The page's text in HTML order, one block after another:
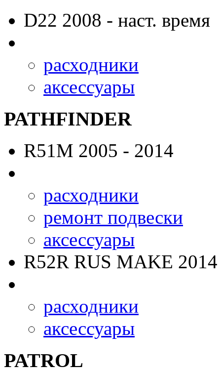
D22 2008 - наст. время
расходники
аксессуары
PATHFINDER
R51M 2005 - 2014
расходники
ремонт подвески
аксессуары
R52R RUS MAKE
расходники
аксессуары
PATROL